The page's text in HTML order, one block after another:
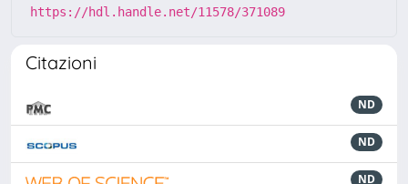
https://hdl.handle.net/11578/371089
Citazioni
ND
ND
ND